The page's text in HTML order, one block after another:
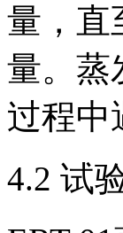
量，直
量。蒸
过程中
4.2 试